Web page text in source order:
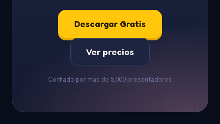
Descargar Gratis
Ver precios
Confiado por mas de 5,000 presentadores